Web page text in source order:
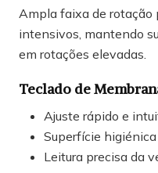
Ampla faixa de rotação
intensivos, mantendo
em rotações elevadas.
Teclado de
Ajuste rápido e
Superfície
Leitura precisa da